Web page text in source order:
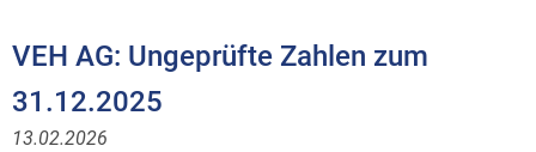
VEH AG: Ungeprüfte Zahlen zum
31.12.2025
13.02.2026